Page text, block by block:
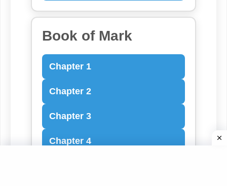
Book of Mark
Chapter 1
Chapter 2
Chapter 3
Chapter 4